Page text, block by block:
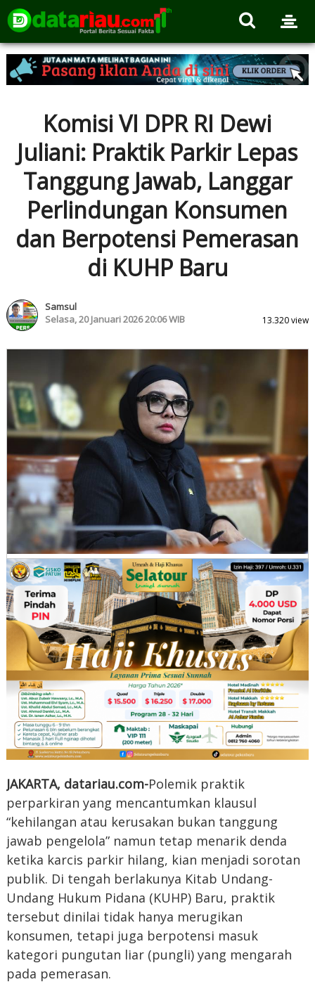
Komisi VI DPR RI Dewi
Juliani: Praktik Parkir Lepas
Tanggung Jawab, Langgar
Perlindungan Konsumen
dan Berpotensi Pemerasan
di KUHP Baru
Samsul
Selasa, 20 Januari 2026 20:06 WIB
13.320 view
JAKARTA, datariau.com-Polemik praktik
perparkiran yang mencantumkan klausul
“kehilangan atau kerusakan bukan tanggung
jawab pengelola” namun tetap menarik denda
ketika karcis parkir hilang, kian menjadi sorotan
publik. Di tengah berlakunya Kitab Undang-
Undang Hukum Pidana (KUHP) Baru, praktik
tersebut dinilai tidak hanya merugikan
konsumen, tetapi juga berpotensi masuk
kategori pungutan liar (pungli) yang mengarah
pada pemerasan.